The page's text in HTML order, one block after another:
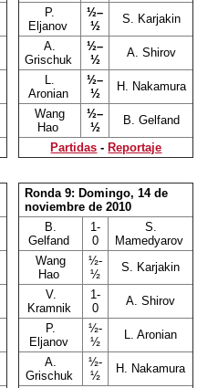
P.
Eljanov
½–
½
S. Karjakin
A.
Grischuk
½–
½
A. Shirov
L.
Aronian
½–
½
H. Nakamura
Wang
Hao
½–
½
B. Gelfand
Partidas - Reportaje
Ronda 9: Domingo, 14 de
noviembre de 2010
B.
Gelfand
1-
0
S.
Mamedyarov
Wang
Hao
½-
½
S. Karjakin
V.
Kramnik
1-
0
A. Shirov
P.
Eljanov
½-
½
L. Aronian
A.
Grischuk
½-
½
H. Nakamura